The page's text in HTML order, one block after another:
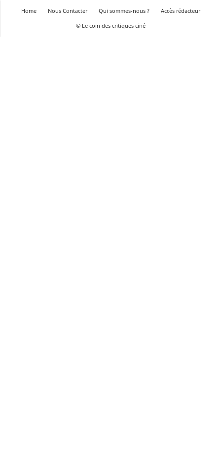
Home Nous Contacter Qui sommes-nous ?
Accès rédacteur
© Le coin des critiques ciné